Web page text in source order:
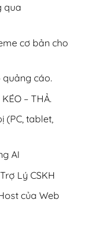
qua
cơ bản cho
quảng cáo.
– THẢ.
(PC, tablet,
AI
Lý CSKH
của Web